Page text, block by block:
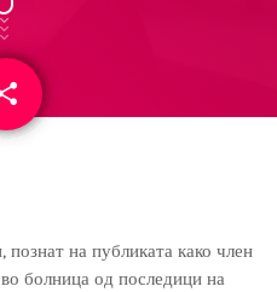
на публиката како член
болница од последици на